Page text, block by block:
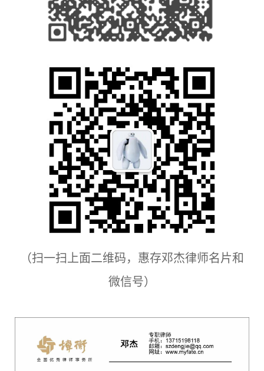
（扫一扫上面二维码，惠存邓杰律师名片和
微信号）